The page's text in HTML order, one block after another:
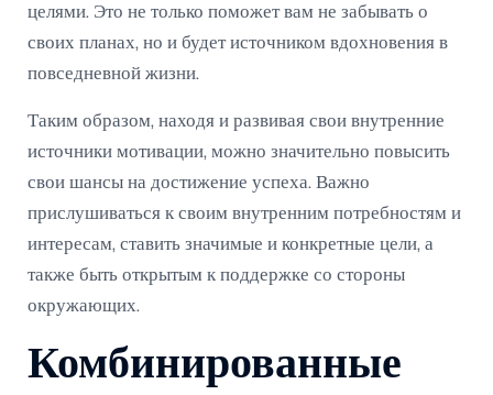
целями. Это не только поможет вам не забывать о
своих планах, но и будет источником вдохновения в
повседневной жизни.
Таким образом, находя и развивая свои внутренние
источники мотивации, можно значительно повысить
свои шансы на достижение успеха. Важно
прислушиваться к своим внутренним потребностям и
интересам, ставить значимые и конкретные цели, а
также быть открытым к поддержке со стороны
окружающих.
Комбинированные